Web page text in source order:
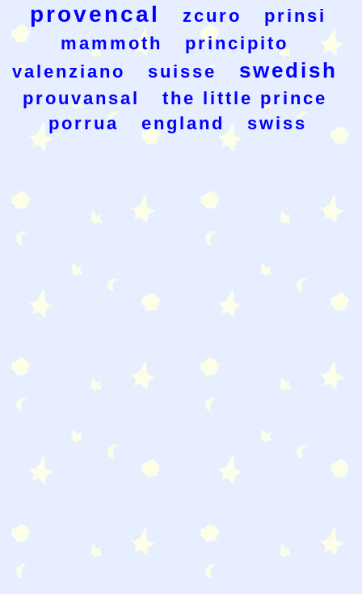
provencal zcuro
prinsi
mammoth
principito
valenziano
suisse swedish
prouvansal
the little prince
porrua
england swiss